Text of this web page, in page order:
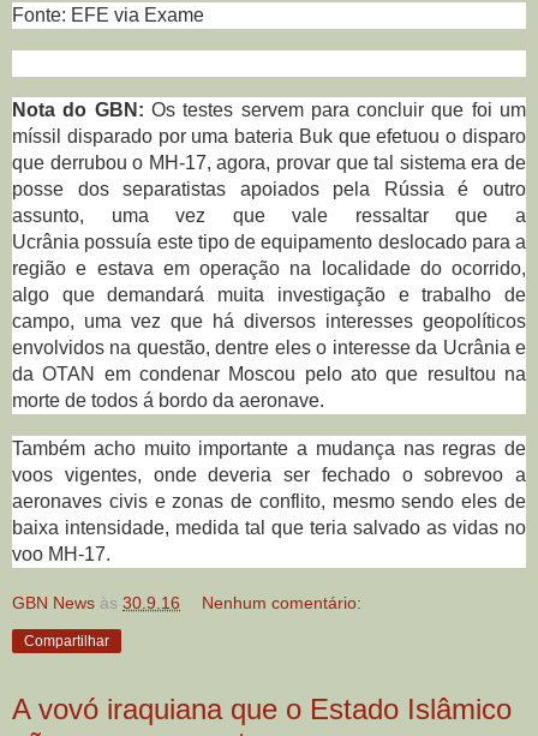
Fonte: EFE via Exame
Nota do GBN: Os testes servem para concluir que foi um
míssil disparado por uma bateria Buk que efetuou o disparo
que derrubou o MH-17, agora, provar que tal sistema era de
posse dos separatistas apoiados pela Rússia é outro
assunto, uma vez que vale ressaltar que a
Ucrânia possuía este tipo de equipamento deslocado para a
região e estava em operação na localidade do ocorrido,
algo que demandará muita investigação e trabalho de
campo, uma vez que há diversos interesses geopolíticos
envolvidos na questão, dentre eles o interesse da Ucrânia e
da OTAN em condenar Moscou pelo ato que resultou na
morte de todos á bordo da aeronave.
Também acho muito importante a mudança nas regras de
voos vigentes, onde deveria ser fechado o sobrevoo a
aeronaves civis e zonas de conflito, mesmo sendo eles de
baixa intensidade, medida tal que teria salvado as vidas no
voo MH-17.
GBN News às 30.9.16 Nenhum comentário:
Compartilhar
A vovó iraquiana que o Estado Islâmico